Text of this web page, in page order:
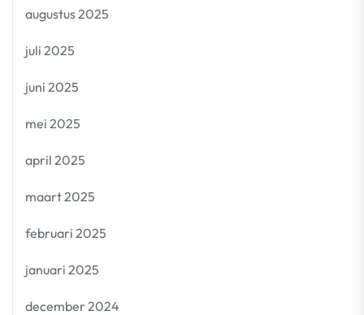
augustus 2025
juli 2025
juni 2025
mei 2025
april 2025
maart 2025
februari 2025
januari 2025
december 2024